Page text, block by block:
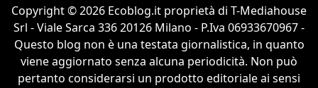
Copyright © 2026 Ecoblog.it proprietà di T-Mediahouse
Srl - Viale Sarca 336 20126 Milano - P.Iva 06933670967 -
Questo blog non è una testata giornalistica, in quanto
viene aggiornato senza alcuna periodicità. Non può
pertanto considerarsi un prodotto editoriale ai sensi